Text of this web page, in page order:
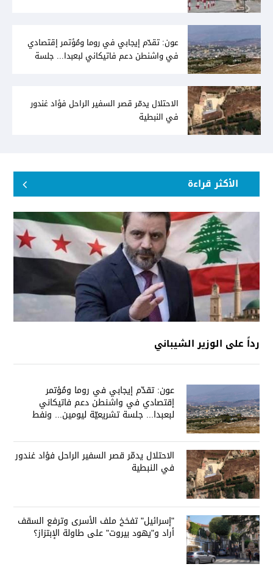
عون: تقدّم إيجابي في روما ومُؤتمر إقتصادي
في واشنطن دعم فاتيكاني لبعبدا... جلسة
الاحتلال يدمّر قصر السفير الراحل فؤاد غندور
في النبطية
الأكثر قراءة
رداً على الوزير الشيباني
عون: تقدّم إيجابي في روما ومُؤتمر
إقتصادي في واشنطن دعم فاتيكاني
لبعبدا... جلسة تشريعيّة ليومين... ونفط
الاحتلال يدمّر قصر السفير الراحل فؤاد غندور
في النبطية
"إسرائيل" تفخخ ملف الأسرى وترفع السقف
أراد و"يهود بيروت" على طاولة الإبتزاز؟